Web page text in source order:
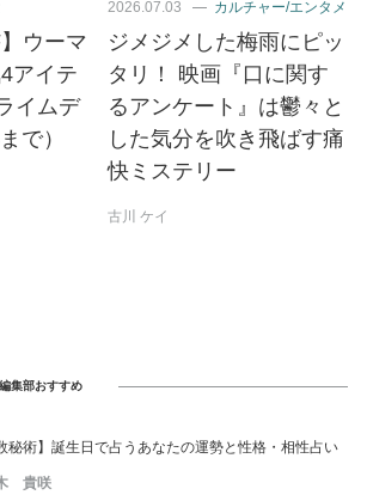
ウーマ
アイテ
イムデ
で）
2026.07.03 カルチャー/エンタメ
ジメジメした梅雨にピッ
タリ！ 映画『口に関す
るアンケート』は鬱々と
した気分を吹き飛ばす痛
快ミステリー
古川 ケイ
編集部おすすめ
秘術】誕生日で占うあなたの運勢と性格・相性占い
貴咲